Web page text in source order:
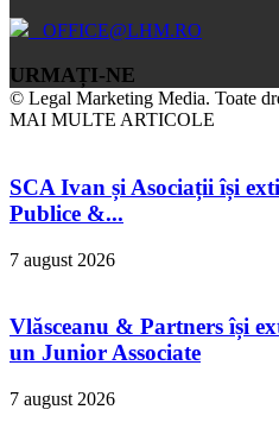
OFFICE@LHM.RO
URMAȚI-NE
© Legal Marketing Media. Toate
MAI MULTE ARTICOLE
SCA Ivan și Asociații își
Publice &...
7 august 2026
Vlăsceanu & Partners își
un Junior Associate
7 august 2026